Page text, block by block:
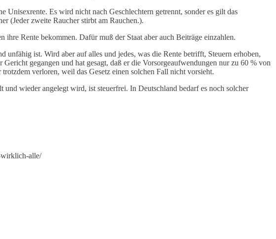
Unisexrente. Es wird nicht nach Geschlechtern getrennt, sonder es gilt das
(Jeder zweite Raucher stirbt am Rauchen.).
Rente bekommen. Dafür muß der Staat aber auch Beiträge einzahlen.
ist. Wird aber auf alles und jedes, was die Rente betrifft, Steuern erhoben,
gegangen und hat gesagt, daß er die Vorsorgeaufwendungen nur zu 60 % von
verloren, weil das Gesetz einen solchen Fall nicht vorsieht.
wieder angelegt wird, ist steuerfrei. In Deutschland bedarf es noch solcher
wirklich-alle/